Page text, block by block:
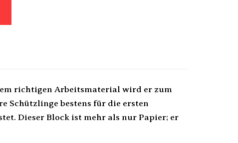
richtigen Arbeitsmaterial wird er zum
Schützlinge bestens für die ersten
Dieser Block ist mehr als nur Papier; er